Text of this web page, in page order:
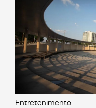
Entretenimento